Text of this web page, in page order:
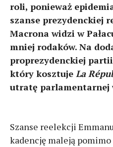
roli, ponieważ
szanse prezydenckiej
Macrona widzi w
mniej rodaków. Na
proprezydenckiej partii
który kosztuje La
utratę parlamentarnej
Szanse reelekcji
kadencję maleją pomimo